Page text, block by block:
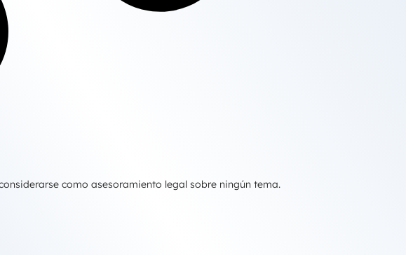
como asesoramiento legal sobre ningún tema.